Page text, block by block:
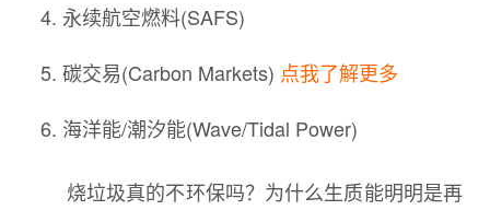
永续航空燃料(SAFS)
碳交易(Carbon Markets) 点我了解更多
海洋能/潮汐能(Wave/Tidal Power)
烧垃圾真的不环保吗？为什么生质能明明是再